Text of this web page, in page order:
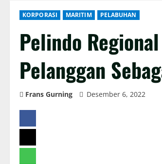
KORPORASI MARITIM PELABUHAN
Pelindo
Pelanggan
Frans Gurning Desember 6, 2022